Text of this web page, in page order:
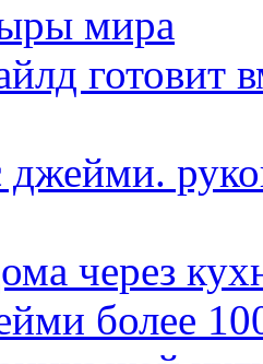
мира
готовит
джейми.
через
более